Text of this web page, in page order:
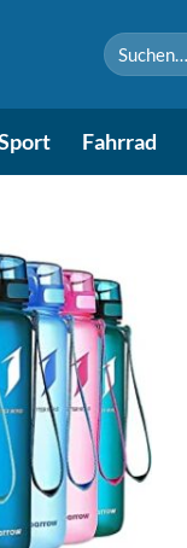
Suchen
nach:
Fahrrad